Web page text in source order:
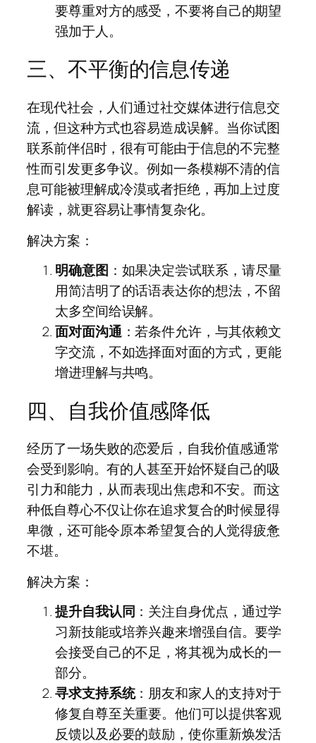
要尊重对方的感受，不要将自己的期望
强加于人。
三、不平衡的信息传递
在现代社会，人们通过社交媒体进行信息交
流，但这种方式也容易造成误解。当你试图
联系前伴侣时，很有可能由于信息的不完整
性而引发更多争议。例如一条模糊不清的信
息可能被理解成冷漠或者拒绝，再加上过度
解读，就更容易让事情复杂化。
解决方案：
明确意图 ：如果决定尝试联系，请尽量
用简洁明了的话语表达你的想法，不留
太多空间给误解。
面对面沟通：若条件允许，与其依赖文
字交流，不如选择面对面的方式，更能
增进理解与共鸣。
四、自我价值感降低
经历了一场失败的恋爱后，自我价值感通常
会受到影响。有的人甚至开始怀疑自己的吸
引力和能力，从而表现出焦虑和不安。而这
种低自尊心不仅让你在追求复合的时候显得
卑微，还可能令原本希望复合的人觉得疲惫
不堪。
解决方案：
提升自我认同 ：关注自身优点，通过学
习新技能或培养兴趣来增强自信。要学
会接受自己的不足，将其视为成长的一
部分。
寻求支持系统：朋友和家人的支持对于
修复自尊至关重要。他们可以提供客观
反馈以及必要的鼓励，使你重新焕发活